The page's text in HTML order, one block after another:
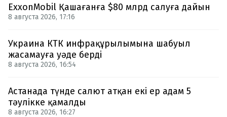
ExxonMobil Қашағанға $80 млрд салуға дайын
8 августа 2026, 17:16
Украина КТК инфрақұрылымына шабуыл
жасамауға уәде берді
8 августа 2026, 16:54
Астанада түнде салют атқан екі ер адам 5
тәулікке қамалды
8 августа 2026, 16:27